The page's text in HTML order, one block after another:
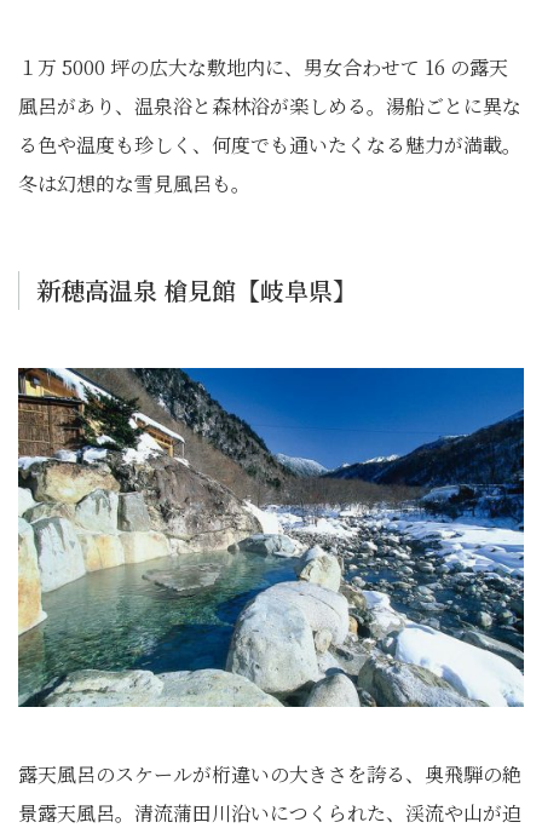
１万 5000 坪の広大な敷地内に、男女合わせて 16 の露天
風呂があり、温泉浴と森林浴が楽しめる。湯船ごとに異な
る色や温度も珍しく、何度でも通いたくなる魅力が満載。
冬は幻想的な雪見風呂も。
新穂高温泉 槍見館【岐阜県】
露天風呂のスケールが桁違いの大きさを誇る、奥飛騨の絶
景露天風呂。清流蒲田川沿いにつくられた、渓流や山が迫